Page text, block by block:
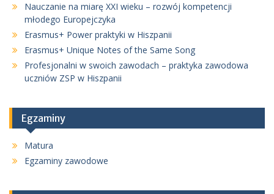
Nauczanie na miarę XXI wieku – rozwój kompetencji
młodego Europejczyka
Erasmus+ Power praktyki w Hiszpanii
Erasmus+ Unique Notes of the Same Song
Profesjonalni w swoich zawodach – praktyka zawodowa
uczniów ZSP w Hiszpanii
Egzaminy
Matura
Egzaminy zawodowe